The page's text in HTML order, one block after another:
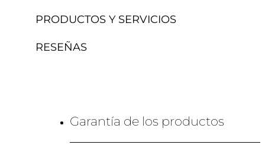
PRODUCTOS Y SERVICIOS
RESEÑAS
Garantía de los productos